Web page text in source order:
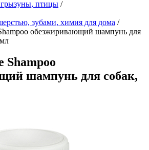
птицы /
зубами, химия для дома /
обезжиривающий шампунь для
Shampoo
шампунь для собак,